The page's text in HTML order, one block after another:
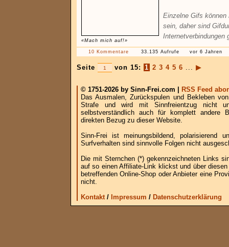
«Mach mich auf!»
Einzelne Gifs können
sein, daher sind
Internetverbindungen
10 Kommentare 33.135 Aufrufe vor 6 Jahren
Seite von 15: 1 2 3 4 5 6 ... ▶
© 1751-2026 by Sinn-Frei.com |
RSS Feed
Das Ausmalen, Zurückspulen und Bekleben
Strafe und wird mit Sinnfreientzug nicht
selbstverständlich auch für komplett andere
direkten Bezug zu dieser Website.
Sinn-Frei ist meinungsbildend, polarisierend
Surfverhalten sind sinnvolle Folgen nicht
Die mit Sternchen (*) gekennzeichneten Links
auf so einen Affiliate-Link klickst und über
betreffenden Online-Shop oder Anbieter eine
nicht.
Kontakt/ Impressum / Datenschutzerklärung